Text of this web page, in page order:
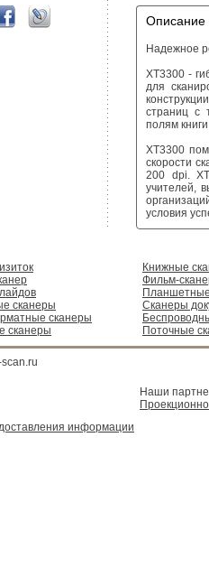
Описание
Надежное
XT3300 -
для
страниц с
полям
XT3300
скорости
200 dpi.
учителей,
условия
сканеры
сканеры
сканеры
Книжные
Фильм-
Сканеры
Поточные
Наши
информации